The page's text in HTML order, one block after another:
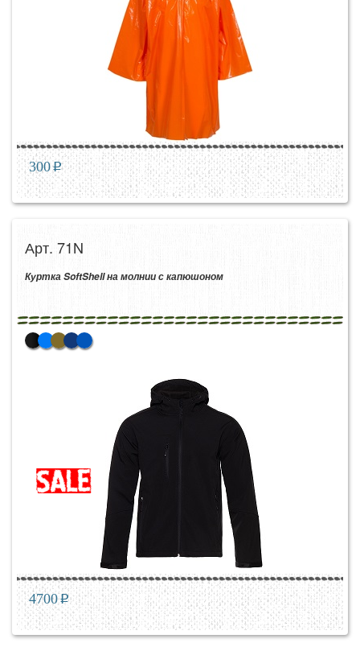
300p
Арт. 71N
Куртка SoftShell на молнии с капюшоном
4700p